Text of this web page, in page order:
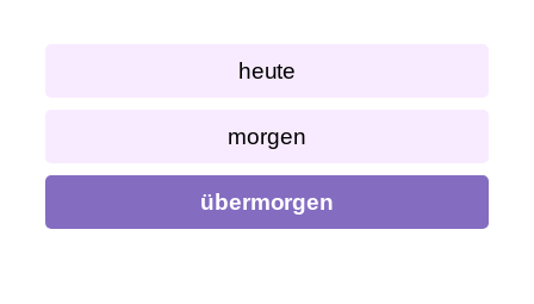
heute
morgen
übermorgen